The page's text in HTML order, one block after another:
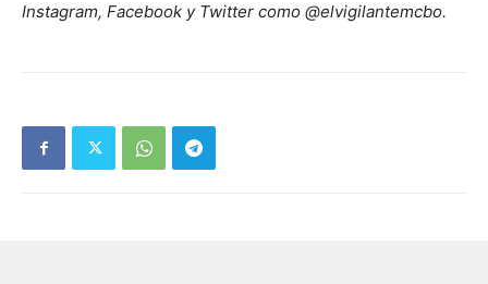
Instagram, Facebook y Twitter como @elvigilantemcbo.